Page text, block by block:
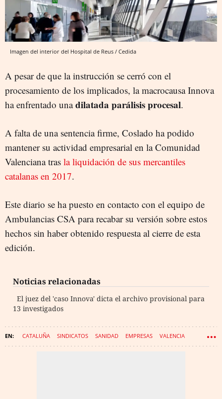
Imagen del interior del Hospital de Reus / Cedida
A pesar de que la instrucción se cerró con el
procesamiento de los implicados, la macrocausa Innova
ha enfrentado unadilatada parálisis procesal.
A falta de una sentencia firme, Coslado ha podido
mantener su actividad empresarial en la Comunidad
Valenciana tras la liquidación de sus mercantiles
catalanas en 2017.
Este diario se ha puesto en contacto con el equipo de
Ambulancias CSA para recabar su versión sobre estos
hechos sin haber obtenido respuesta al cierre de esta
edición.
Noticias relacionadas
El juez del 'caso Innova' dicta el archivo provisional para
13 investigados
CATALUÑA SINDICATOS SANIDAD EMPRESAS VALENCIA